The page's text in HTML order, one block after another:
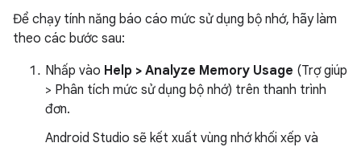
Để chạy tính năng báo cáo mức sử dụng bộ nhớ, hãy làm
theo các bước sau:
Nhấp vào Help > Analyze Memory Usage (Trợ giúp
> Phân tích mức sử dụng bộ nhớ) trên thanh trình
đơn.
Android Studio sẽ kết xuất vùng nhớ khối xếp và